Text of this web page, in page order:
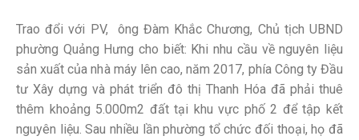
Trao đổi với PV, ông Đàm Khắc Chương, Chủ tịch UBND
phường Quảng Hưng cho biết: Khi nhu cầu về nguyên liệu
sản xuất của nhà máy lên cao, năm 2017, phía Công ty Đầu
tư Xây dựng và phát triển đô thị Thanh Hóa đã phải thuê
thêm khoảng 5.000m2 đất tại khu vực phố 2 để tập kết
nguyên liệu. Sau nhiều lần phường tổ chức đối thoại, họ đã